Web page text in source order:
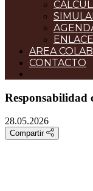
AREA
CONTACTO
Responsabilidad
28.05.2026
Compartir